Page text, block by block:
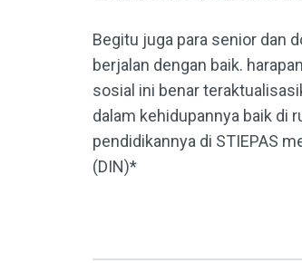
Begitu juga para senior dan
berjalan dengan baik.
sosial ini benar
dalam kehidupannya baik di
pendidikannya di STIEPAS
(DIN)*